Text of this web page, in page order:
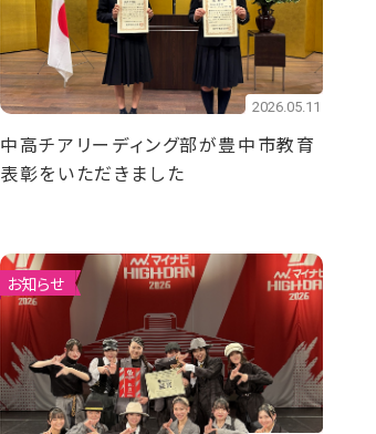
2026.05.11
中高チアリーディング部が豊中市教育
表彰をいただきました
お知らせ